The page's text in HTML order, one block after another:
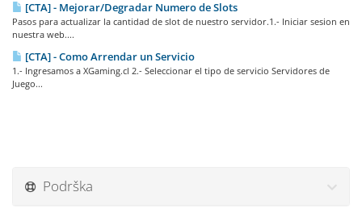
[CTA] - Mejorar/Degradar Numero de Slots
Pasos para actualizar la cantidad de slot de nuestro servidor.1.- Iniciar sesion en
nuestra web....
[CTA] - Como Arrendar un Servicio
1.- Ingresamos a XGaming.cl 2.- Seleccionar el tipo de servicio Servidores de
Juego...
Podrška